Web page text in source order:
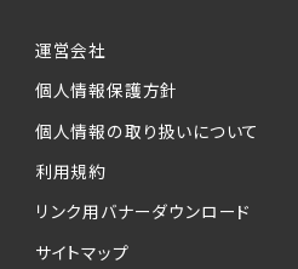
運営会社
個人情報保護方針
個人情報の取り扱いについて
利用規約
リンク用バナーダウンロード
サイトマップ